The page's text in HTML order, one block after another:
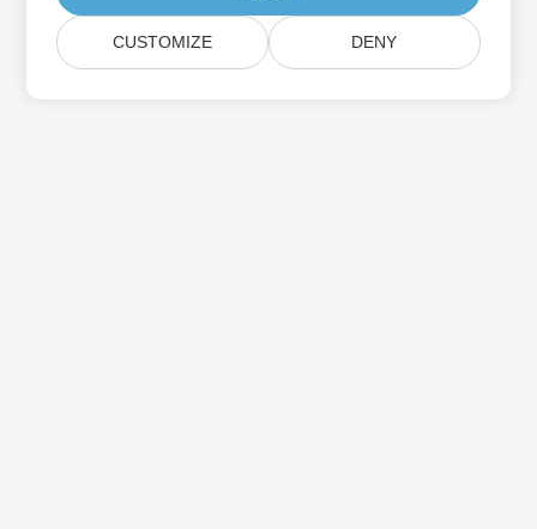
CUSTOMIZE DENY